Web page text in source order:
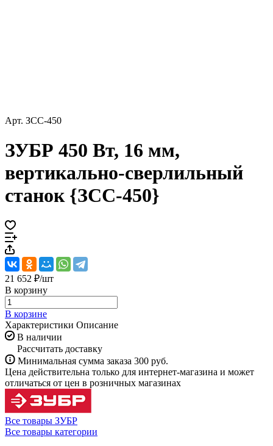
Арт. ЗСС-450
ЗУБР 450 Вт, 16 мм,
вертикально-сверлильный
станок {ЗСС-450}
21 652 ₽/шт
В корзину
В корзине
Характеристики Описание
В наличии
Рассчитать доставку
Минимальная сумма заказа 300 руб.
Цена действительна только для интернет-магазина и может
отличаться от цен в розничных магазинах
Все товары ЗУБР
Все товары категории